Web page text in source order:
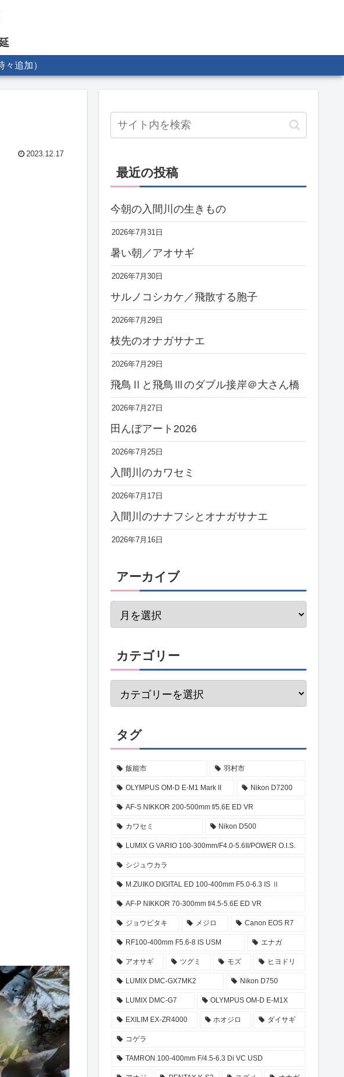
々追加）
2023.12.17
最近の投稿
今朝の入間川の生きもの
2026年7月31日
暑い朝／アオサギ
2026年7月30日
サルノコシカケ／飛散する胞子
2026年7月29日
枝先のオナガサナエ
2026年7月29日
飛鳥Ⅱと飛鳥Ⅲのダブル接岸＠大さん橋
2026年7月27日
田んぼアート2026
2026年7月25日
入間川のカワセミ
2026年7月17日
入間川のナナフシとオナガサナエ
2026年7月16日
アーカイブ
カテゴリー
タグ
飯能市 羽村市
OLYMPUS OM-D E-M1 Mark II Nikon D7200
AF-S NIKKOR 200-500mm f/5.6E ED VR
カワセミ Nikon D500
LUMIX G VARIO 100-300mm/F4.0-5.6II/POWER O.I.S.
シジュウカラ
M.ZUIKO DIGITAL ED 100-400mm F5.0-6.3 IS Ⅱ
AF-P NIKKOR 70-300mm f/4.5-5.6E ED VR
ジョウビタキ メジロ Canon EOS R7
RF100-400mm F5.6-8 IS USM エナガ
アオサギ ツグミ モズ ヒヨドリ
LUMIX DMC-GX7MK2 Nikon D750
LUMIX DMC-G7 OLYMPUS OM-D E-M1X
EXILIM EX-ZR4000 ホオジロ ダイサギ
コゲラ
TAMRON 100-400mm F/4.5-6.3 Di VC USD